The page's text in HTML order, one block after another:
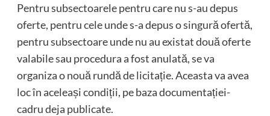
Pentru subsectoarele pentru care nu s-au depus
oferte, pentru cele unde s-a depus o singură ofertă,
pentru subsectoare unde nu au existat două oferte
valabile sau procedura a fost anulată, se va
organiza o nouă rundă de licitație. Aceasta va avea
loc în aceleași condiții, pe baza documentației-
cadru deja publicate.